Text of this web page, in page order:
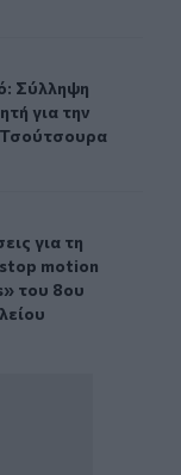
διακινητή για
Σύλληψη
Σύλληψη
για την
ταινία stop
για τη
για τη
stop motion
του 8ου